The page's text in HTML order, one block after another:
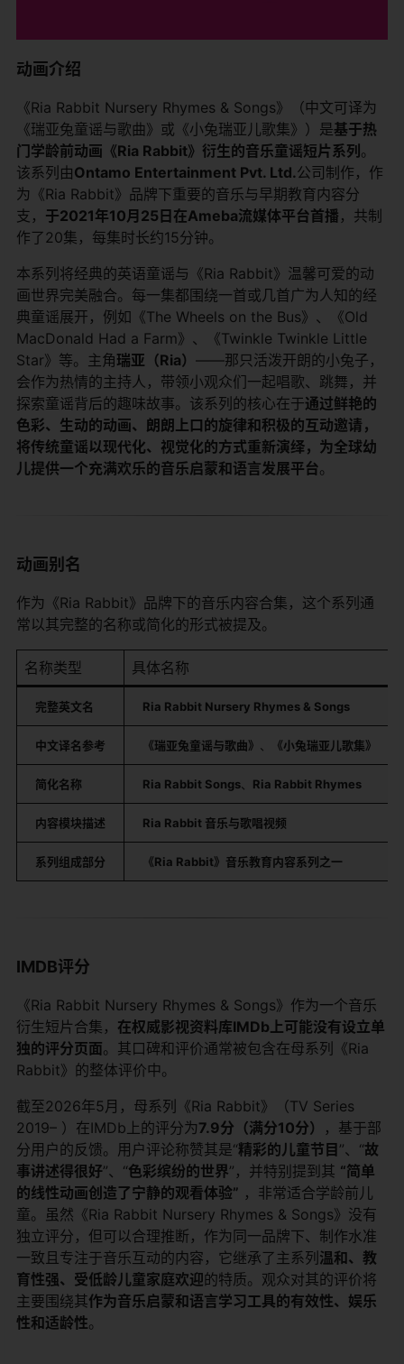
动画介绍
《Ria Rabbit Nursery Rhymes & Songs》（中文可译为
《瑞亚兔童谣与歌曲》或《小兔瑞亚儿歌集》）是基于热
门学龄前动画《Ria Rabbit》衍生的音乐童谣短片系列 。
该系列由Ontamo Entertainment Pvt. Ltd.公司制作，作
为《Ria Rabbit》品牌下重要的音乐与早期教育内容分
支， 于2021年10月25日在Ameba流媒体平台首播 ，共制
作了20集，每集时长约15分钟。
本系列将经典的英语童谣与《Ria Rabbit》温馨可爱的动
画世界完美融合。每一集都围绕一首或几首广为人知的经
典童谣展开，例如《The Wheels on the Bus》、《Old
MacDonald Had a Farm》、《Twinkle Twinkle Little
Star》等。主角瑞亚（Ria） ——那只活泼开朗的小兔子，
会作为热情的主持人，带领小观众们一起唱歌、跳舞，并
探索童谣背后的趣味故事。该系列的核心在于通过鲜艳的
色彩、生动的动画、朗朗上口的旋律和积极的互动邀请，
将传统童谣以现代化、视觉化的方式重新演绎，为全球幼
儿提供一个充满欢乐的音乐启蒙和语言发展平台。
动画别名
作为《Ria Rabbit》品牌下的音乐内容合集，这个系列通
常以其完整的名称或简化的形式被提及。
名称类型 具体名称
完整英文名 Ria Rabbit Nursery Rhymes & Songs
中文译名参考 《瑞亚兔童谣与歌曲》 、 《小兔瑞亚儿歌集》
简化名称 Ria Rabbit Songs、 Ria Rabbit Rhymes
内容模块描述 Ria Rabbit 音乐与歌唱视频
系列组成部分 《Ria Rabbit》音乐教育内容系列之一
IMDB评分
《Ria Rabbit Nursery Rhymes & Songs》作为一个音乐
衍生短片合集， 在权威影视资料库IMDb上可能没有设立单
独的评分页面。其口碑和评价通常被包含在母系列《Ria
Rabbit》的整体评价中。
截至2026年5月，母系列《Ria Rabbit》（TV Series
2019– ）在IMDb上的评分为7.9分（满分10分）
，基于部
分用户的反馈。用户评论称赞其是“精彩的儿童节目”、“故
事讲述得很好”、“色彩缤纷的世界”，并特别提到其 “简单
的线性动画创造了宁静的观看体验” ​ ，非常适合学龄前儿
童。虽然《Ria Rabbit Nursery Rhymes & Songs》没有
独立评分，但可以合理推断，作为同一品牌下、制作水准
一致且专注于音乐互动的内容，它继承了主系列 温和、教
育性强、受低龄儿童家庭欢迎的特质。观众对其的评价将
主要围绕其作为音乐启蒙和语言学习工具的有效性、娱乐
性和适龄性。